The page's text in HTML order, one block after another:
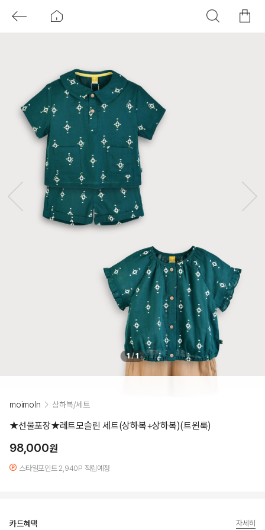
1/1
moimoln 상하복/세트
★선물포장★레트모슬린 세트(상하복+상하복)(트윈룩)
98,000원
스타일포인트 2,940P 적립예정
카드혜택 자세히